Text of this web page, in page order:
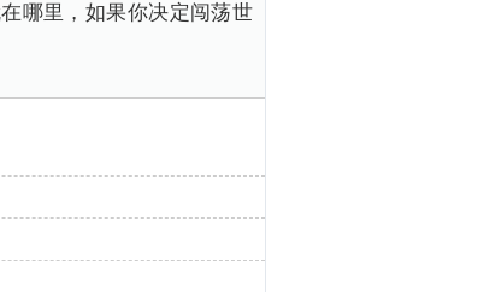
哪里，如果你决定闯荡世